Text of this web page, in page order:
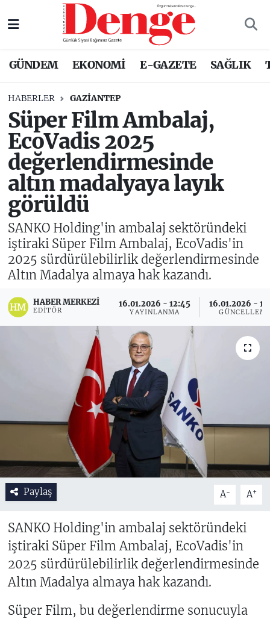
GÜNDEM EKONOMİ E-GAZETE SAĞLIK
HABERLER GAZIANTEP
Süper Film Ambalaj,
EcoVadis 2025
değerlendirmesinde
altın madalyaya layık
görüldü
SANKO Holding'in ambalaj sektöründeki
iştiraki Süper Film Ambalaj, EcoVadis'in
2025 sürdürülebilirlik değerlendirmesinde
Altın Madalya almaya hak kazandı.
HABER MERKEZI
EDITÖR
16.01.2026 - 12:45
YAYINLANMA
16.01.2026 -
Paylaş A- A+
SANKO Holding'in ambalaj sektöründeki
iştiraki Süper Film Ambalaj, EcoVadis'in
2025 sürdürülebilirlik değerlendirmesinde
Altın Madalya almaya hak kazandı.
Süper Film, bu değerlendirme sonucuyla
Nöbetçi Eczaneler
Trafik Durumu
Süper Lig Puan Durumu ve Fikstür
Tüm Manşetler
Son Dakika Haberleri
Haber Arşivi